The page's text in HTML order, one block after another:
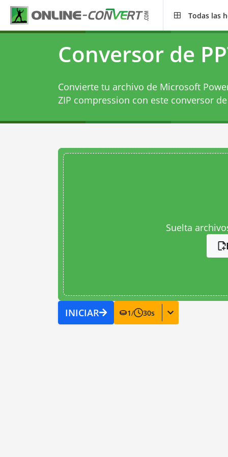
Todas las
Conversor de
Convierte tu archivo de Microsoft
ZIP compression con este conversor de
Suelta
INICIAR 1/ 30s